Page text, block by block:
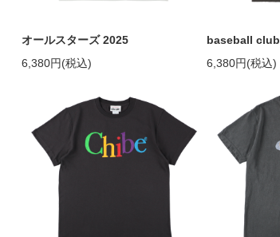
オールスターズ 2025
6,380円(税込)
baseball club
6,380円(税込)